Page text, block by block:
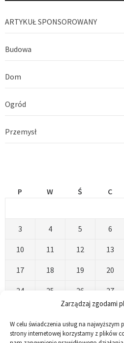
Zarządzaj zgodami
W celu świadczenia usług na
strony internetowej korzystamy z plików
ARTYKUŁ SPONSOROWANY
Budowa
Dom
Ogród
Przemysł
P W Ś C
3 4 5 6
10 11 12 13
17 18 19 20
24 25 26 27
« Kwi